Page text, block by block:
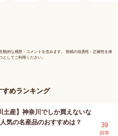
暑中見舞
観的な感想・コメントを含みます。 投稿の信憑性・正確性を保
してご利用ください。
すめランキング
土産】神奈川でしか買えないな
気の名産品のおすすめは？
39
回答